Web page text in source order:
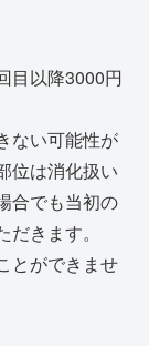
目以降3000円
ない可能性が
位は消化扱い
合でも当初の
きます。
とができませ